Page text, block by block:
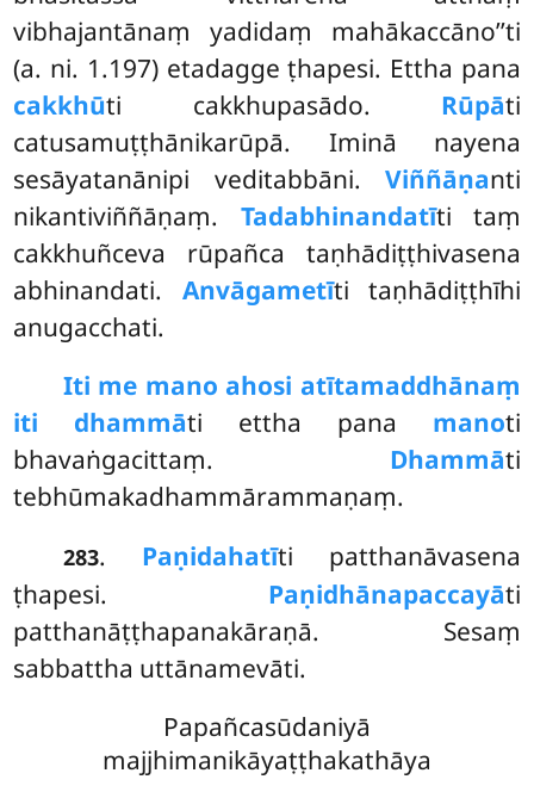
vibhajantānaṃ yadidaṃ mahākaccāno’’ti
(a. ni. 1.197) etadagge ṭhapesi. Ettha pana
cakkhūti cakkhupasādo. Rūpāti
catusamuṭṭhānikarūpā. Iminā nayena
sesāyatanānipi veditabbāni. Viññāṇanti
nikantiviññāṇaṃ. Tadabhinandatīti taṃ
cakkhuñceva rūpañca taṇhādiṭṭhivasena
abhinandati. Anvāgametīti taṇhādiṭṭhīhi
anugacchati.
Iti me mano ahosi atītamaddhānaṃ
iti dhammāti ettha pana manoti
bhavaṅgacittaṃ. Dhammāti
tebhūmakadhammārammaṇaṃ.
283. Paṇidahatīti patthanāvasena
ṭhapesi. Paṇidhānapaccayāti
patthanāṭṭhapanakāraṇā. Sesaṃ
sabbattha uttānamevāti.
Papañcasūdaniyā
majjhimanikāyaṭṭhakathāya